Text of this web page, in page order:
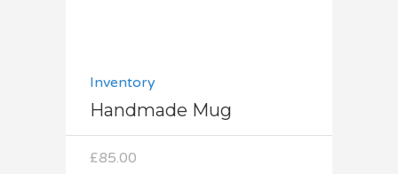
Inventory
Handmade Mug
£85.00